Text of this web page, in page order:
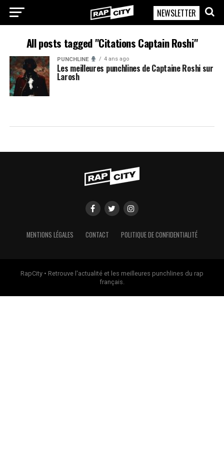
RapCity
NEWSLETTER
All posts tagged "Citations Captain Roshi"
PUNCHLINE 4 ans ago
Les meilleures punchlines de Captaine Roshi sur
Larosh
MENTIONS LÉGALES CONTACT POLITIQUE DE CONFIDENTIALITÉ
RapCity • Retrouve l'actualité et les meilleures punchlines du rap
français.